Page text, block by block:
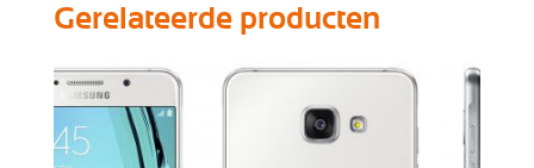
Gerelateerde producten